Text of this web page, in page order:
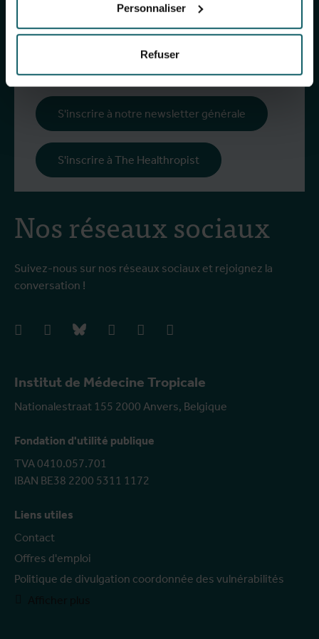
Personnaliser
Refuser
Institut de Médecine Tropicale
Nationalestraat 155 2000 Anvers, Belgique
Fondation d'utilité publique
TVA 0410.057.701
IBAN BE38 2200 5311 1172
Liens utiles
Contact
Offres d'emploi
Politique de divulgation coordonnée des vulnérabilités
Nos réseaux sociaux
Suivez-nous sur nos réseaux sociaux et rejoignez la
conversation !
facebookinstagrambluesky linkedIn youtube
pour recevoir des informations sur nos
recherches, nos projets, nos idées, nos
S'inscrire à notre newsletter générale
S'inscrire à The Healthropist